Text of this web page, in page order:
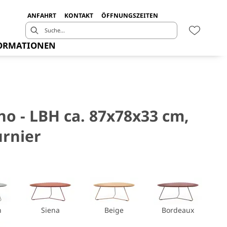
ANFAHRT KONTAKT ÖFFNUNGSZEITEN
- LBH ca. 87x78x33 cm,
Siena Beige Bordeaux